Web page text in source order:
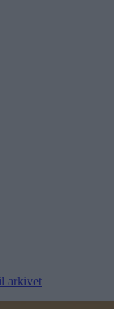
arkivet